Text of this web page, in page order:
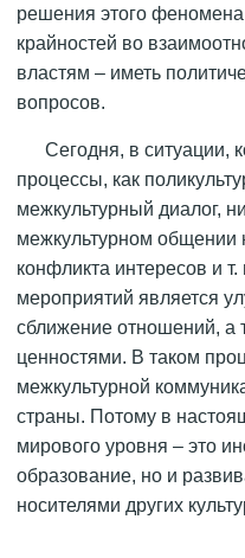
решения этого
крайностей во
властям – иметь
вопросов.
Сегодня, в ситуации,
процессы, как
межкультурный диалог,
межкультурном общении
конфликта интересов и
мероприятий является
сближение отношений, а
ценностями. В таком
межкультурной
страны. Потому в
мирового уровня – это
образование, но и
носителями других